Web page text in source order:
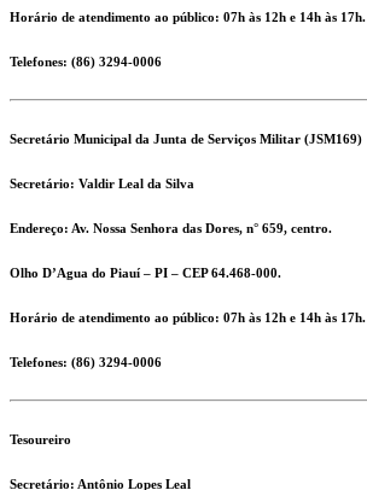
Horário de atendimento ao público: 07h às 12h e 14h às 17h.
Telefones: (86) 3294-0006
Secretário Municipal da Junta de Serviços Militar (JSM169)
Secretário: Valdir Leal da Silva
Endereço: Av. Nossa Senhora das Dores, n° 659, centro.
Olho D’Agua do Piauí – PI – CEP 64.468-000.
Horário de atendimento ao público: 07h às 12h e 14h às 17h.
Telefones: (86) 3294-0006
Tesoureiro
Secretário: Antônio Lopes Leal